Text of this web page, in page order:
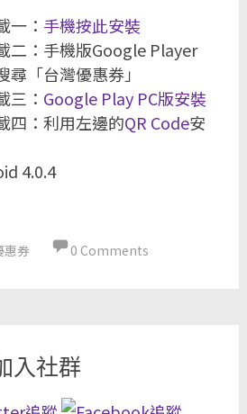
一： 手機按此安裝
二：手機版Google Player
尋「台灣優惠券」
三： Google Play PC版安裝
四：利用左邊的QR Code安
4.0.4
惠券 0 Comments
入社群